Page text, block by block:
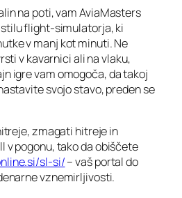
na poti, vam AviaMasters
flight‑simulatorja, ki
v manj kot minuti. Ne
v kavarnici ali na vlaku,
igre vam omogoča, da takoj
svojo stavo, preden se
zmagati hitreje in
v pogonu, tako da obiščete
sl-si/– vaš portal do
vznemirljivosti.